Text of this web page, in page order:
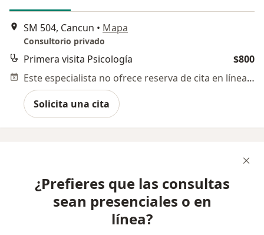
SM 504, Cancun • Mapa
Consultorio privado
Primera visita Psicología
$800
Este especialista no ofrece reserva de cita en línea en esta dirección.
Solicita una cita
¿Prefieres que las consultas
sean presenciales o en
línea?